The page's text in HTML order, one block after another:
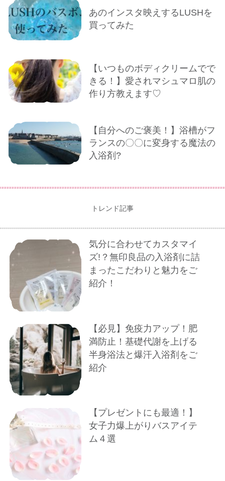
あのインスタ映えするLUSHを
買ってみた
【いつものボディクリームでで
きる！】愛されマシュマロ肌の
作り方教えます♡
【自分へのご褒美！】浴槽がフ
ランスの〇〇に変身する魔法の
入浴剤?
トレンド記事
気分に合わせてカスタマイ
ズ!？無印良品の入浴剤に詰
まったこだわりと魅力をご
紹介！
【必見】免疫力アップ！肥
満防止！基礎代謝を上げる
半身浴法と爆汗入浴剤をご
紹介
【プレゼントにも最適！】
女子力爆上がりバスアイテ
ム４選